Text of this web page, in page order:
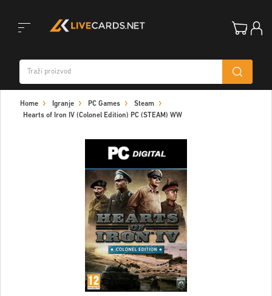
navigation
Home Igranje PC Games
Steam
Hearts of Iron IV (Colonel Edition) PC (STEAM) WW